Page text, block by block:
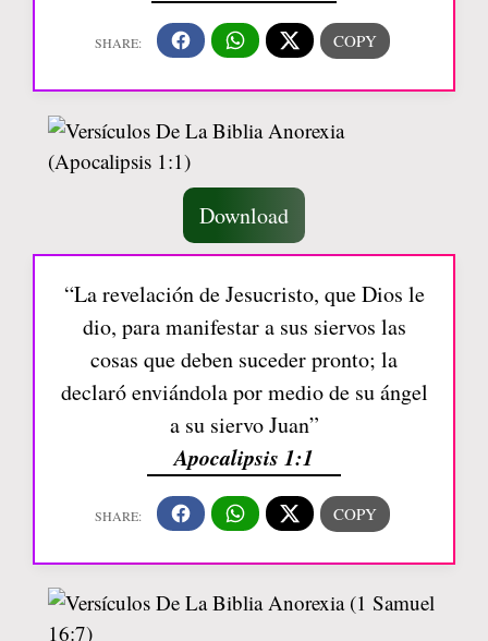
Download
“La revelación de Jesucristo, que Dios le
dio, para manifestar a sus siervos las
cosas que deben suceder pronto; la
declaró enviándola por medio de su ángel
a su siervo Juan”
Apocalipsis 1:1